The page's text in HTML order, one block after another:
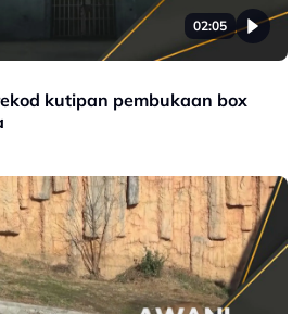
02:05
kutipan pembukaan box